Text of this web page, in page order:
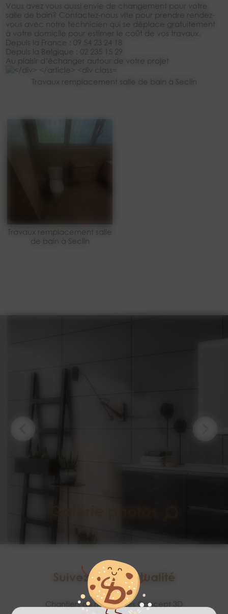
Vous avez vous aussi envie de changement pour votre
salle de bain? Contactez-nous vite pour prendre rendez-
vous avec notre technicien qui se déplace gratuitement
à votre domicile pour estimer le coût de vos travaux.
Depuis la France : 09 54 23 24 18
Depuis la Belgique : 02 235 15 29
Au plaisir d’échanger autour de votre projet
Travaux remplacement salle de bain à Seclin
Travaux remplacement salle
de bain à Seclin
Suivez notre actualité
Chantiers du mois signés Concept 3D